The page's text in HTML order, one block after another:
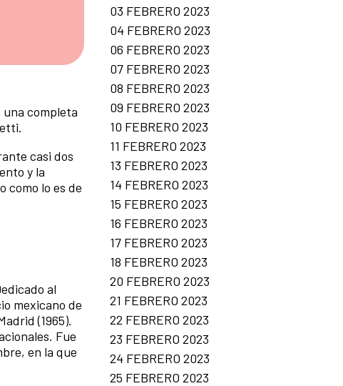
una completa
casi dos
y la
como lo es de
al
mexicano de
(1965).
Fue
en la que
03 FEBRERO 2023
04 FEBRERO 2023
06 FEBRERO 2023
07 FEBRERO 2023
08 FEBRERO 2023
09 FEBRERO 2023
10 FEBRERO 2023
11 FEBRERO 2023
13 FEBRERO 2023
14 FEBRERO 2023
15 FEBRERO 2023
16 FEBRERO 2023
17 FEBRERO 2023
18 FEBRERO 2023
20 FEBRERO 2023
21 FEBRERO 2023
22 FEBRERO 2023
23 FEBRERO 2023
24 FEBRERO 2023
25 FEBRERO 2023